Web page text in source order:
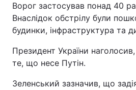
Ворог застосував понад 40
Внаслідок обстрілу були
будинки, інфраструктура та
Президент України
те, що несе Путін.
Зеленський зазначив, що